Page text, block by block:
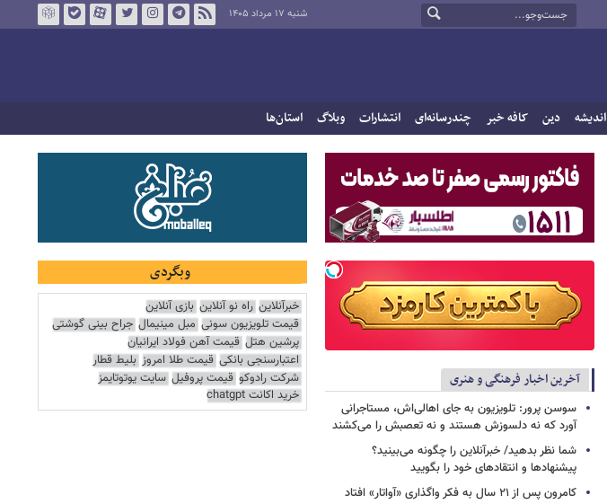
شنبه ۱۷ مرداد ۱۴۰۵
اندیشه دین کافه خبر چندرسانه‌ای انتشارات وبلاگ استان‌ها
آخرین اخبار فرهنگی و هنری
سوسن پرور: تلویزیون به جای اهالی‌اش، مستاجرانی
آورد که نه دلسوزش هستند و نه تعصبش را می‌کشند
شما نظر بدهید/ خبرآنلاین را چگونه می‌بینید؟
پیشنهادها و انتقادهای خود را بگویید
کامرون پس از ۲۱ سال به فکر واگذاری «آواتار» افتاد
وبگردی
خبرآنلاین راه نو آنلاین بازی آنلاین
قیمت تلویزیون سونی مبل مینیمال جراح بینی گوشتی
پرشین هتل قیمت آهن فولاد ایرانیان
اعتبارسنجی بانکی قیمت طلا امروز بلیط قطار
شرکت رادوکو قیمت پروفیل سایت یوتوتایمز
خرید اکانت chatgpt